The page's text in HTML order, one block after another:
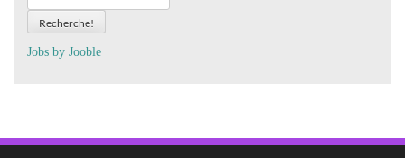
Recherche!
Jobs by Jooble